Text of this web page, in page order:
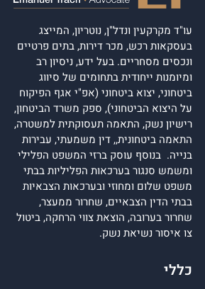
עו"ד מקרקעין ונדל"ן, נוטריון, המייצג
בעסקאות רכש, מכר דירות, בתים פרטיים
ונכסים מסחריים. בעל ידע, ניסיון רב
ומיומנות ייחודית בתחומים של סיווג
ביטחוני, יצוא ביטחוני (אפ"י אגף הפיקוח
על היצוא הביטחוני), ספק משרד הביטחון,
רישיון נשק, התאמה תעסוקתית למשטרה,
התאמה ביטחונית,, דין משמעתי, עבירות
בנייה. בנוסף עוסק ברזי המשפט הפלילי
ומשמש סנגור בערכאות הפליליות בבתי
משפט שלום ומחוזי ובערכאות הצבאיות
בבתי הדין הצבאיים, שחרור ממעצר,
שחרור בערובה, הוצאת צווי הרחקה, ביטול
צו איסור נשיאת נשק.
כללי